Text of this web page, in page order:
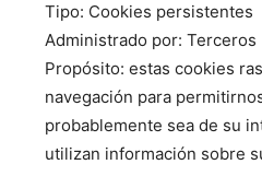
Tipo: Cookies persistentes
Administrado por: Terceros
Propósito: estas cookies
navegación para
probablemente sea de su
utilizan información sobre